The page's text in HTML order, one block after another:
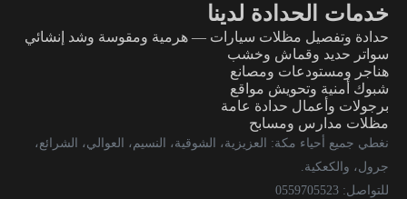
خدمات الحدادة لدينا
حدادة وتفصيل مظلات سيارات — هرمية ومقوسة وشد إنشائي
سواتر حديد وقماش وخشب
هناجر ومستودعات ومصانع
شبوك أمنية وتحويش مواقع
برجولات وأعمال حدادة عامة
مظلات مدارس ومسابح
نغطي جميع أحياء مكة: العزيزية، الشوقية، النسيم، العوالي، الشرائع،
جرول، والكعكية.
للتواصل: 0559705523